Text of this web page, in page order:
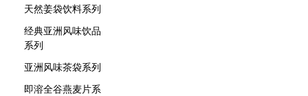
天然姜袋饮料系列
经典亚洲风味饮品
系列
亚洲风味茶袋系列
即溶全谷燕麦片系